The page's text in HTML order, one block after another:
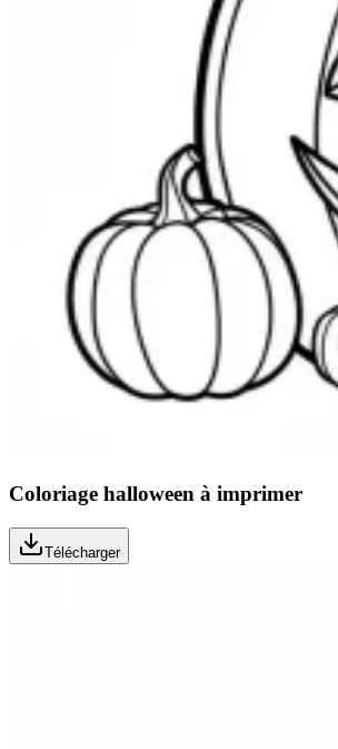
Coloriage halloween à imprimer
Télécharger